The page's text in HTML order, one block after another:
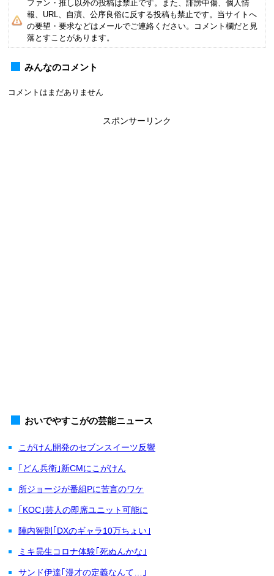
ファン・推し以外の投稿は禁止です。また、誹謗中傷、個人情
報、URL、自演、公序良俗に反する投稿も禁止です。当サイトへ
の要望・要求などはメールでご連絡ください。コメント欄だと見
落とすことがあります。
みんなのコメント
コメントはまだありません
スポンサーリンク
おいでやすこがの芸能ニュース
こがけん開発のセブンスイーツ反響
｢どん兵衛｣新CMにこがけん
所ジョージが番組Pに苦言のワケ
｢KOC｣芸人の即席ユニット可能に
陣内智則｢DXのギャラ10万ちょい｣
ミキ昴生コロナ体験｢死ぬんかな｣
サンド伊達｢漫才の定義なんて…｣